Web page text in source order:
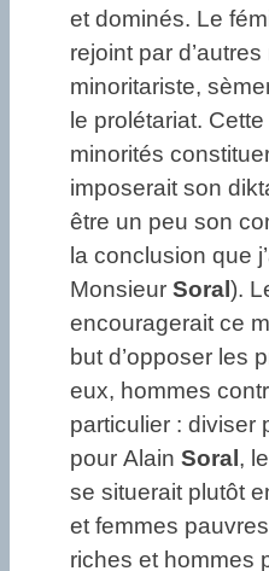
et dominés. Le
rejoint par
minoritariste,
le prolétariat.
minorités
imposerait son
être un peu son
la conclusion que
Monsieur Soral ).
encouragerait ce
but d’opposer les
eux, hommes
particulier : diviser
pour Alain Soral ,
se situerait plutôt
et femmes
riches et hommes